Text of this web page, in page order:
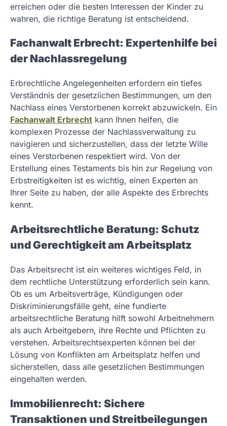
erreichen oder die besten Interessen der Kinder zu
wahren, die richtige Beratung ist entscheidend.
Fachanwalt Erbrecht: Expertenhilfe bei
der Nachlassregelung
Erbrechtliche Angelegenheiten erfordern ein tiefes
Verständnis der gesetzlichen Bestimmungen, um den
Nachlass eines Verstorbenen korrekt abzuwickeln. Ein
Fachanwalt Erbrecht kann Ihnen helfen, die
komplexen Prozesse der Nachlassverwaltung zu
navigieren und sicherzustellen, dass der letzte Wille
eines Verstorbenen respektiert wird. Von der
Erstellung eines Testaments bis hin zur Regelung von
Erbstreitigkeiten ist es wichtig, einen Experten an
Ihrer Seite zu haben, der alle Aspekte des Erbrechts
kennt.
Arbeitsrechtliche Beratung: Schutz
und Gerechtigkeit am Arbeitsplatz
Das Arbeitsrecht ist ein weiteres wichtiges Feld, in
dem rechtliche Unterstützung erforderlich sein kann.
Ob es um Arbeitsverträge, Kündigungen oder
Diskriminierungsfälle geht, eine fundierte
arbeitsrechtliche Beratung hilft sowohl Arbeitnehmern
als auch Arbeitgebern, ihre Rechte und Pflichten zu
verstehen. Arbeitsrechtsexperten können bei der
Lösung von Konflikten am Arbeitsplatz helfen und
sicherstellen, dass alle gesetzlichen Bestimmungen
eingehalten werden.
Immobilienrecht: Sichere
Transaktionen und Streitbeilegungen